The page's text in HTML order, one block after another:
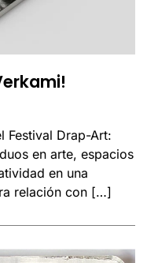
Festival Drap-Art:
en arte, espacios
en una
relación con […]